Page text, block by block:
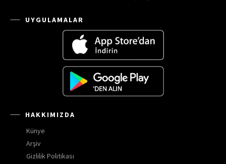
UYGULAMALAR
HAKKIMIZDA
Künye
Arşiv
Gizlilik Politikası